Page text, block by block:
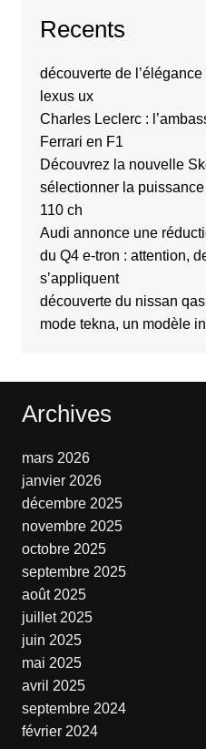
Recents
découverte de
lexus ux
Charles Leclerc :
Ferrari en F1
Découvrez la nouvelle
sélectionner la
110 ch
Audi annonce une
du Q4 e-tron : attention,
s’appliquent
découverte du nissan
mode tekna, un modèle
Archives
mars 2026
janvier 2026
décembre 2025
novembre 2025
octobre 2025
septembre 2025
août 2025
juillet 2025
juin 2025
mai 2025
avril 2025
septembre 2024
février 2024